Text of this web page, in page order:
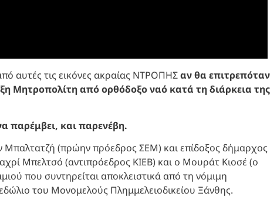
αυτές τις εικόνες ακραίας ΝΤΡΟΠΗΣαν θα επιτρεπόταν
Μητροπολίτη από ορθόδοξο ναό κατά τη διάρκεια της
παρέμβει, και παρενέβη.
Μπαλτατζή (πρώην πρόεδρος ΣΕΜ) και επίδοξος δήμαρχος
Μπελτσό (αντιπρόεδρος ΚΙΕΒ) και ο Μουράτ Κιοσέ (ο
που συντηρείται αποκλειστικά από τη νόμιμη
του Μονομελούς Πλημμελειοδικείου Ξάνθης.